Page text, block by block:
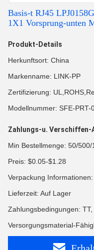
Basis-t RJ45
1X1 Vorsprung-unten
Produkt-Details
Herkunftsort: China
Markenname: LINK-PP
Zertifizierung:
Modellnummer: SFE-PRT-
Zahlungs-u. Verschiffen-
Min Bestellmenge: 50/500/
Preis: $0.05-$1.28
Verpackung
Lieferzeit: Auf Lager
Zahlungsbedingungen:
Versorgungsmaterial-